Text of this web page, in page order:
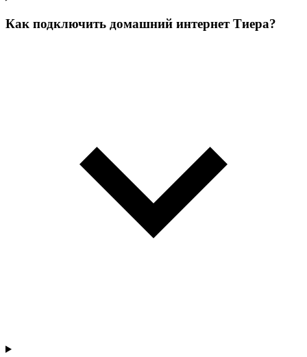
Как подключить домашний интернет Тиера?